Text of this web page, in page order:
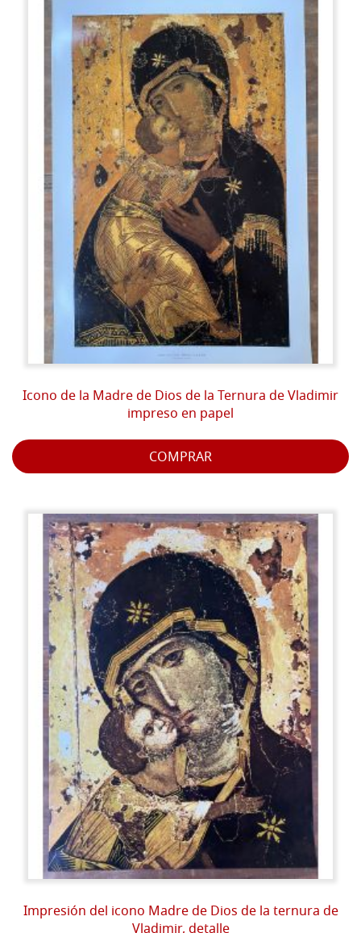
Icono de la Madre de Dios de la Ternura de Vladimir
impreso en papel
COMPRAR
Impresión del icono Madre de Dios de la ternura de